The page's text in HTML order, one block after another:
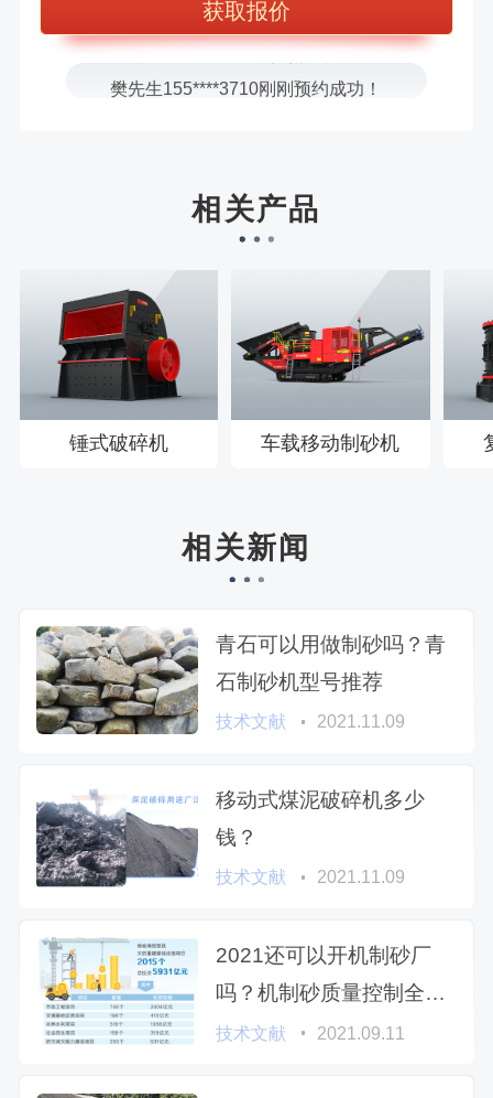
张先生131****7997刚刚预约成功！
方先生150****5692刚刚预约成功！
樊先生155****3710刚刚预约成功！
王先生183****6078刚刚预约成功！
相关产品
锤式破碎机 车载移动制砂机
相关新闻
青石可以用做制砂吗？青
石制砂机型号推荐
技术文献 2021.11.09
移动式煤泥破碎机多少
钱？
技术文献 2021.11.09
2021还可以开机制砂厂
吗？机制砂质量控制全面
指南
技术文献 2021.09.11